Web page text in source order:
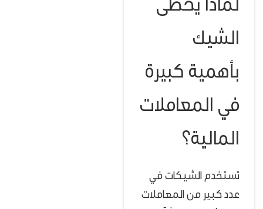
لماذا يحظى
الشيك
بأهمية كبيرة
في المعاملات
المالية؟
تستخدم الشيكات في
عدد كبير من المعاملات